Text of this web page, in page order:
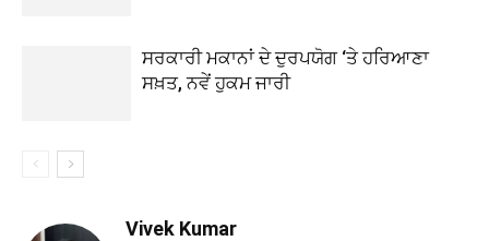
ਸਰਕਾਰੀ ਮਕਾਨਾਂ ਦੇ ਦੁਰਪਯੋਗ ‘ਤੇ ਹਰਿਆਣਾ
ਸਖ਼ਤ, ਨਵੇਂ ਹੁਕਮ ਜਾਰੀ
Vivek Kumar